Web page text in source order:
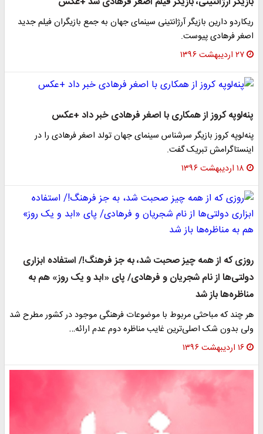
ریکاردو دارین بازیگر آرژانتینی سینمای جهان به جمع بازیگران فیلم جدید
اصغر فرهادی پیوست.
۲۷ اردیبهشت ۱۳۹۶
پنه‌لوپه کروز از همکاری با اصغر فرهادی خبر داد +عکس
پنه‌لوپه کروز بازیگر سرشناس سینمای جهان تولد اصغر فرهادی را در
اینستاگرامش تبریک گفت.
۱۸ اردیبهشت ۱۳۹۶
روزی که از همه چیز صحبت شد، به جز فرهنگ!/ استفاده ابزاری
دولتی‌ها از نام شجریان و فرهادی/ پای «ابد و یک روز» هم به
مناظره‌ها باز شد
هر چند که مباحثی مربوط با موضوعات فرهنگی موجود در کشور مطرح شد
ولی بدون شک اصلی‌ترین غایب مناظره دوم عدم ارائه…
۱۶ اردیبهشت ۱۳۹۶